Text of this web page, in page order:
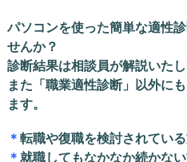
パソコンを使った簡単な適性
せんか？
診断結果は相談員が解説いたし
また「職業適性診断」以外に
ます。
＊ 転職や復職を検討されてい
＊ 就職してもなかなか続かな